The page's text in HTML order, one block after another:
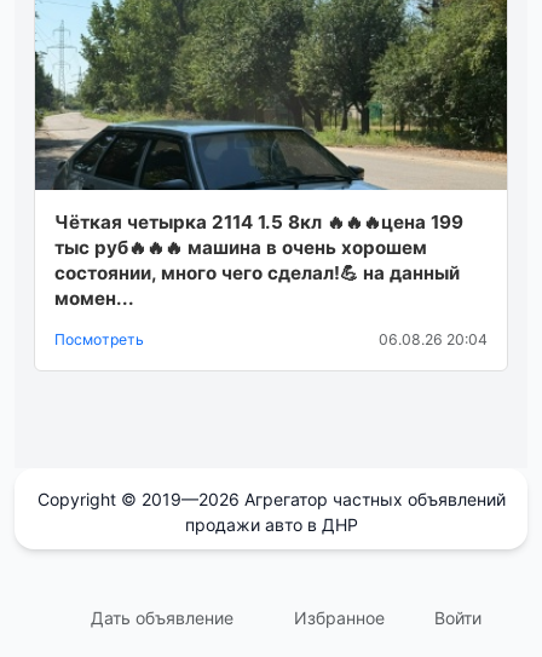
Чёткая четырка 2114 1.5 8кл 🔥🔥🔥цена 199
тыс руб🔥🔥🔥 машина в очень хорошем
состоянии, много чего сделал!💪 на данный
момен...
Посмотреть 06.08.26 20:04
Copyright © 2019—2026 Агрегатор частных объявлений
продажи авто в ДНР
Дать объявление Избранное Войти